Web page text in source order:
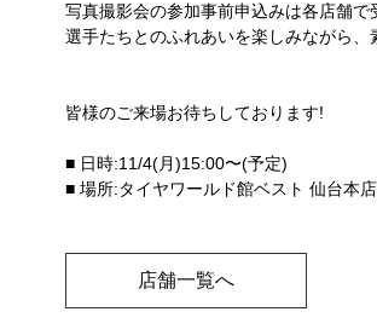
写真撮影会の参加事前申込みは各店舗で
選手たちとのふれあいを楽しみながら
皆様のご来場お待ちしております!
■ 日時:11/4(月)15:00〜(予定)
■ 場所:タイヤワールド館ベスト 仙台本店
店舗一覧へ